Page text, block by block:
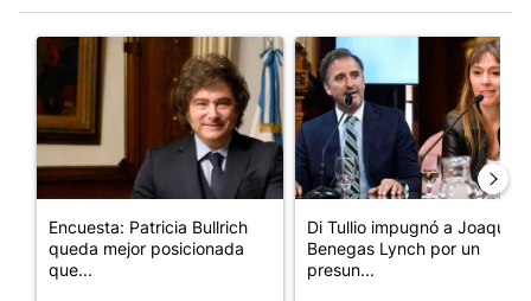
Un artículo de tendencia con el título "Encuesta: Patricia
Encuesta: Patricia Bullrich
queda mejor posicionada
que...
Un artículo de tendencia con
Di Tullio impugnó a Joaquín
Benegas Lynch por un
presun...